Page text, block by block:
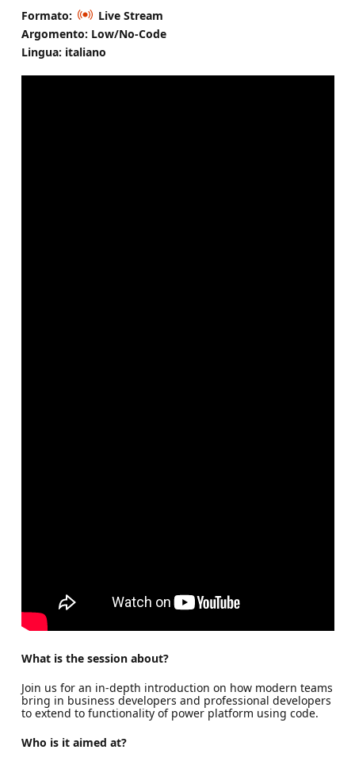
Formato:
Live Stream
Argomento: Low/No-Code
Lingua: italiano
What is the session about?
Join us for an in-depth introduction on how modern teams
bring in business developers and professional developers
to extend to functionality of power platform using code.
Who is it aimed at?